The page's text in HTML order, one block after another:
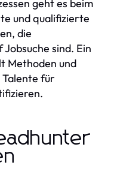
geht es beim
und qualifizierte
die
sind. Ein
Methoden und
für